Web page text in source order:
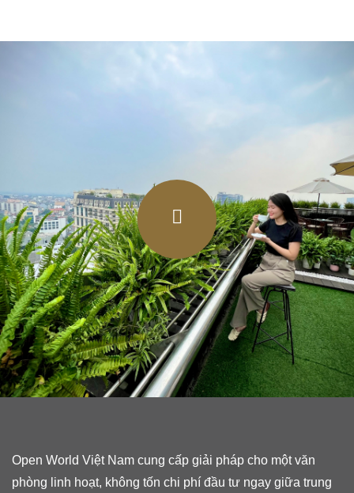
Open World Việt Nam cung cấp giải pháp cho một văn
phòng linh hoạt, không tốn chi phí đầu tư ngay giữa trung